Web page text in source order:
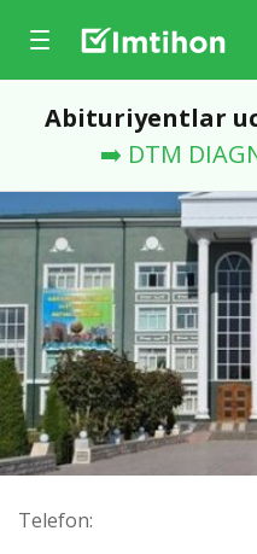
Abituriyentlar
➡️ DTM
Telefon: